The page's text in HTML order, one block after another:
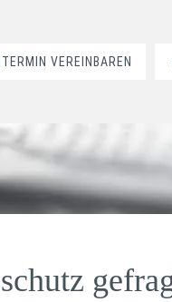
TERMIN VEREINBAREN